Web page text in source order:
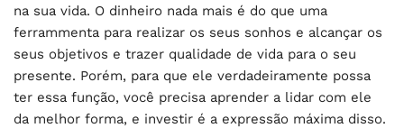
na sua vida. O dinheiro nada mais é do que uma
ferrammenta para realizar os seus sonhos e alcançar os
seus objetivos e trazer qualidade de vida para o seu
presente. Porém, para que ele verdadeiramente possa
ter essa função, você precisa aprender a lidar com ele
da melhor forma, e investir é a expressão máxima disso.